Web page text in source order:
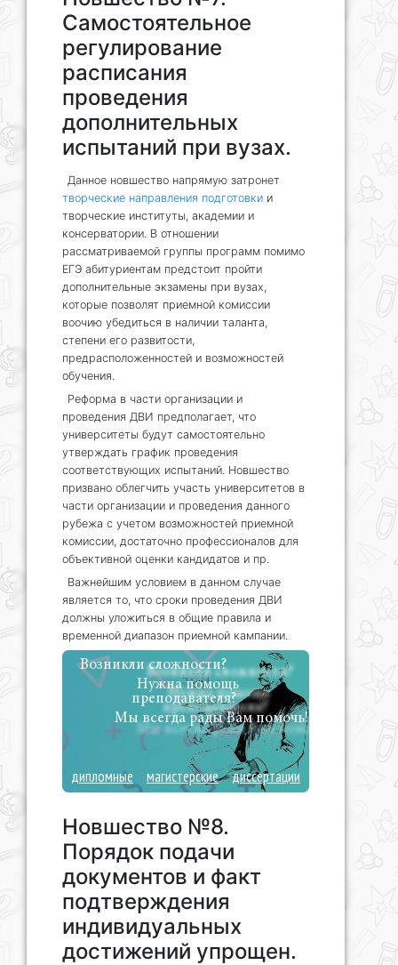
Самостоятельное
регулирование
расписания
проведения
дополнительных
испытаний при вузах.
Данное новшество напрямую затронет
творческие направления подготовки и
творческие институты, академии и
консерватории. В отношении
рассматриваемой группы программ помимо
ЕГЭ абитуриентам предстоит пройти
дополнительные экзамены при вузах,
которые позволят приемной комиссии
воочию убедиться в наличии таланта,
степени его развитости,
предрасположенностей и возможностей
обучения.
Реформа в части организации и
проведения ДВИ предполагает, что
университеты будут самостоятельно
утверждать график проведения
соответствующих испытаний. Новшество
призвано облегчить участь университетов в
части организации и проведения данного
рубежа с учетом возможностей приемной
комиссии, достаточно профессионалов для
объективной оценки кандидатов и пр.
Важнейшим условием в данном случае
является то, что сроки проведения ДВИ
должны уложиться в общие правила и
временной диапазон приемной кампании.
Возникли сложности?
Нужна помощь
преподавателя?
Мы всегда рады Вам помочь!
дипломные магистерские диссертации
Новшество №8.
Порядок подачи
документов и факт
подтверждения
индивидуальных
достижений упрощен.